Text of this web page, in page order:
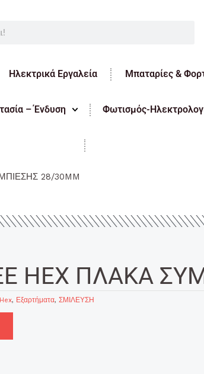
Ηλεκτρικά Εργαλεία Μπαταρίες &
– Ένδυση Φωτισμός-
28/30MM
HEX ΠΛΑΚΑ
, Εξαρτήματα, ΣΜΙΛΕΥΣΗ